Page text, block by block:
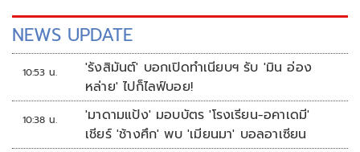
NEWS UPDATE
10:53 น.
'รังสิมันต์' บอกเปิดทำเนียบฯ รับ 'มิน อ่อง
หล่าย' ไปก็ไลฟ์บอย!
10:38 น.
'มาดามแป้ง' มอบบัตร 'โรงเรียน-อคาเดมี'
เชียร์ 'ช้างศึก' พบ 'เมียนมา' บอลอาเซียน